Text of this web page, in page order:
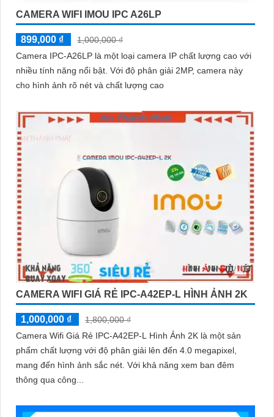
CAMERA WIFI IMOU IPC A26LP
899,000 ₫
1,000,000 ₫
Camera IPC-A26LP là một loại camera IP chất lượng cao với
nhiều tính năng nổi bật. Với độ phân giải 2MP, camera này
cho hình ảnh rõ nét và chất lượng cao
CAMERA WIFI GIÁ RẺ IPC-A42EP-L HÌNH ẢNH 2K
1,000,000 ₫
1,800,000 ₫
Camera Wifi Giá Rẻ IPC-A42EP-L Hình Ảnh 2K là một sản
phẩm chất lượng với độ phân giải lên đến 4.0 megapixel,
mang đến hình ảnh sắc nét. Với khả năng xem ban đêm
thông qua công...